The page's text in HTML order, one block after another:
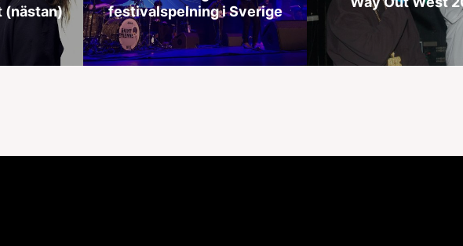
(nästan)
festivalspelning i Sverige